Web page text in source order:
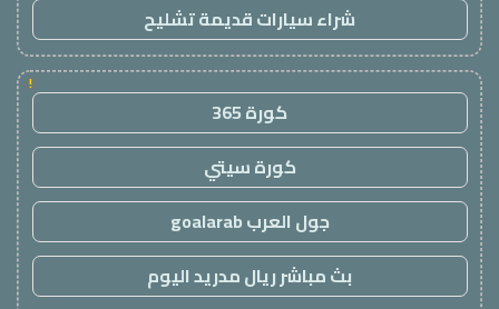
شراء سيارات قديمة تشليح
!
كورة 365
كورة سيتي
جول العرب goalarab
بث مباشر ريال مدريد اليوم